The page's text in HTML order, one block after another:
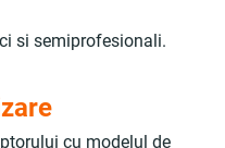
si semiprofesionali.
cu modelul de